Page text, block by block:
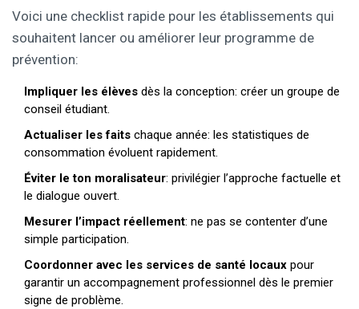
Voici une checklist rapide pour les établissements qui
souhaitent lancer ou améliorer leur programme de
prévention:
Impliquer les élèves dès la conception: créer un groupe de
conseil étudiant.
Actualiser les faits chaque année: les statistiques de
consommation évoluent rapidement.
Éviter le ton moralisateur: privilégier l’approche factuelle et
le dialogue ouvert.
Mesurer l’impact réellement: ne pas se contenter d’une
simple participation.
Coordonner avec les services de santé locaux pour
garantir un accompagnement professionnel dès le premier
signe de problème.